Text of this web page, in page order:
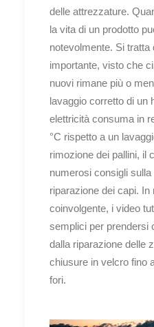
delle attrezzature.
la vita di un prodotto
notevolmente. Si
importante, visto che
nuovi rimane più o
lavaggio corretto di un
elettricità consuma in
°C rispetto a un
rimozione dei pallini, il
numerosi consigli
riparazione dei capi.
coinvolgente, i video
semplici per prendersi
dalla riparazione delle
chiusure in velcro fino
fori.